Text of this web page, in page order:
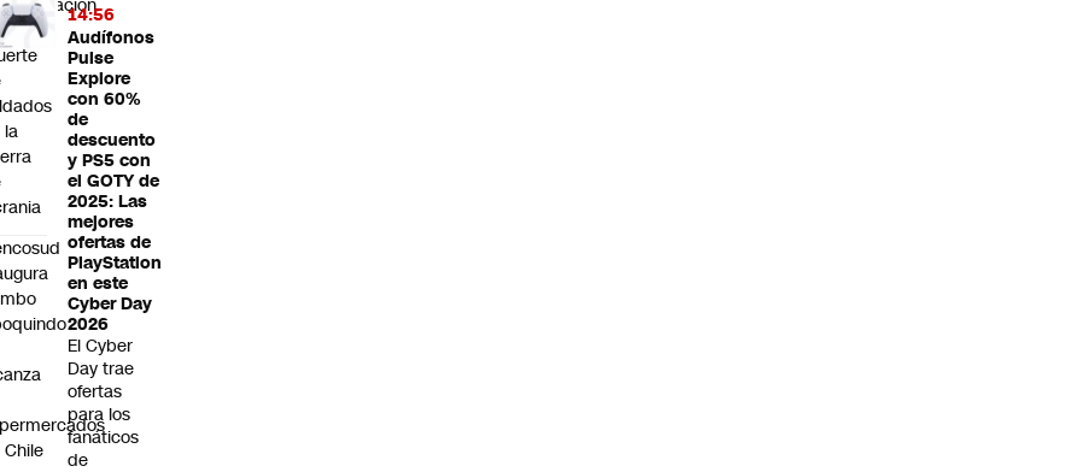
14:56
Audífonos
Pulse
Explore
con 60%
de
descuento
y PS5 con
el GOTY de
2025: Las
mejores
ofertas de
PlayStation
en este
Cyber Day
2026
El Cyber
Day trae
ofertas
para los
fanáticos
de
la
Chile